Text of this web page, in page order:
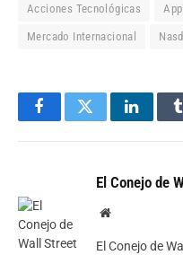
Acciones Tecnológicas
Mercado Internacional
FacebookTwitter
El Conejo de
Website
El Conejo de